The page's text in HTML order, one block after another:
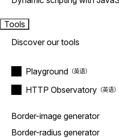
Tools
Discover our tools
Playground
HTTP Observatory
Border-image generator
Border-radius generator